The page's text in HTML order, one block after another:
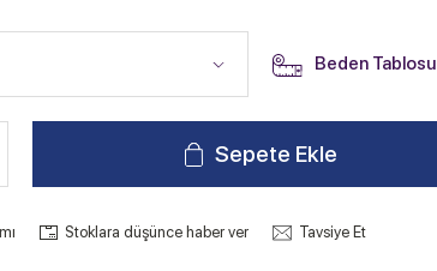
Beden Tablosu
Sepete Ekle
Stoklara düşünce haber ver Tavsiye Et